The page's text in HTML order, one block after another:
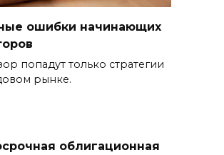
ошибки начинающих
попадут только стратегии
рынке.
облигационная